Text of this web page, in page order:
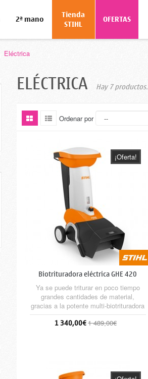
2ª mano Tienda
STIHL OFERTAS
Eléctrica
ELÉCTRICA Hay 7 productos.
Ordenar por
¡Oferta!
Biotrituradora eléctrica GHE 420
Ya se puede triturar en poco tiempo
grandes cantidades de material,
gracias a la potente multi-biotrituradora
STIHL eléctrica GHE 420 que, con un
nuevo sistema de dos cámaras, cuenta
dispone de un interruptor de
1 340,00€1 489,00€